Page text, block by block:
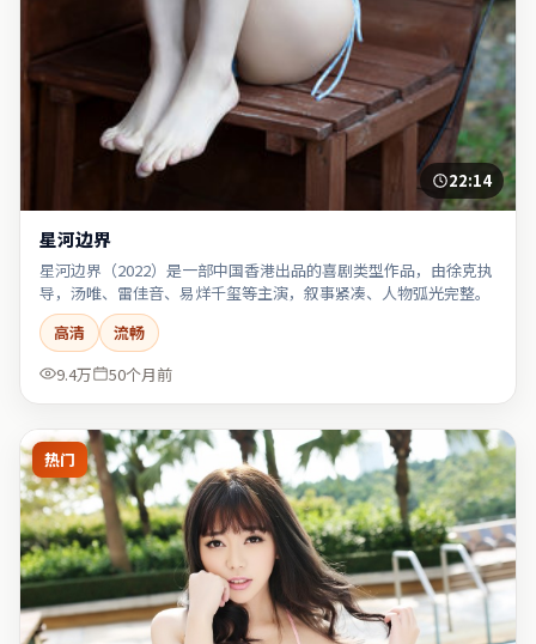
22:14
星河边界
星河边界（2022）是一部中国香港出品的喜剧类型作品，由徐克执
导，汤唯、雷佳音、易烊千玺等主演，叙事紧凑、人物弧光完整。
高清
流畅
9.4万
50个月前
热门